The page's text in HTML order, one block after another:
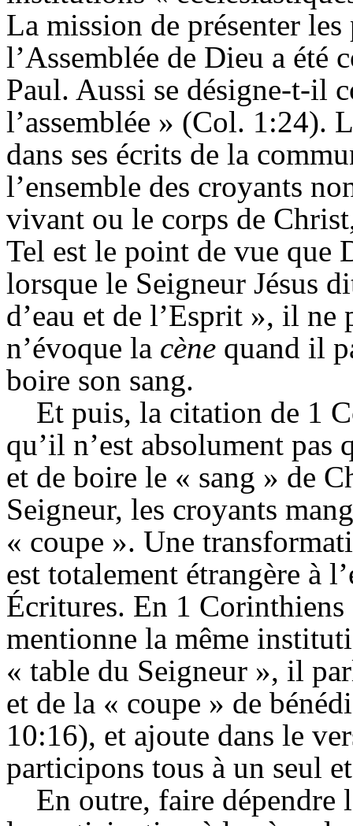
La mission de présenter
l’Assemblée de Dieu a été
Paul. Aussi se désigne-t-il
l’assemblée » (Col. 1:24).
dans ses écrits de la
l’ensemble des croyants
vivant ou le corps de
Tel est le point de vue que
lorsque le Seigneur Jésus
d’eau et de l’Esprit », il ne
n’évoque la cène quand il
boire son sang.
Et puis, la citation de 1
qu’il n’est absolument
et de boire le « sang » de
Seigneur, les croyants
« coupe ». Une
est totalement étrangère à
Écritures. En 1 Corinthiens
mentionne la même
« table du Seigneur », il
et de la « coupe » de
10:16), et ajoute dans le
participons tous à un seul
En outre, faire dépendre